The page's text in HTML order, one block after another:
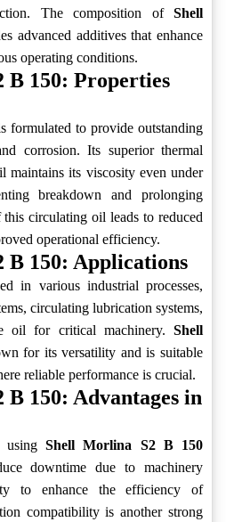
The composition of Shell
advanced additives that enhance
operating conditions.
B 150: Properties
formulated to provide outstanding
corrosion. Its superior thermal
maintains its viscosity even under
breakdown and prolonging
circulating oil leads to reduced
operational efficiency.
B 150: Applications
in various industrial processes,
circulating lubrication systems,
oil for critical machinery. Shell
for its versatility and is suitable
reliable performance is crucial.
150: Advantages in
usingShell Morlina S2 B 150
downtime due to machinery
to enhance the efficiency of
compatibility is another strong